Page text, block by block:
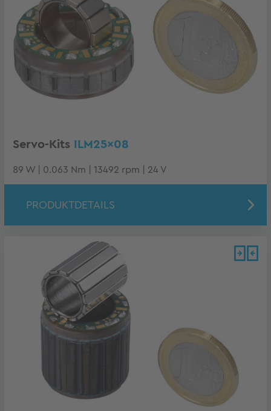
Servo-Kits ILM25x08
89 W | 0.063 Nm | 13492 rpm | 24 V
PRODUKTDETAILS